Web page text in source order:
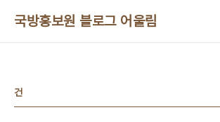
국방홍보원 블로그 어울림
건